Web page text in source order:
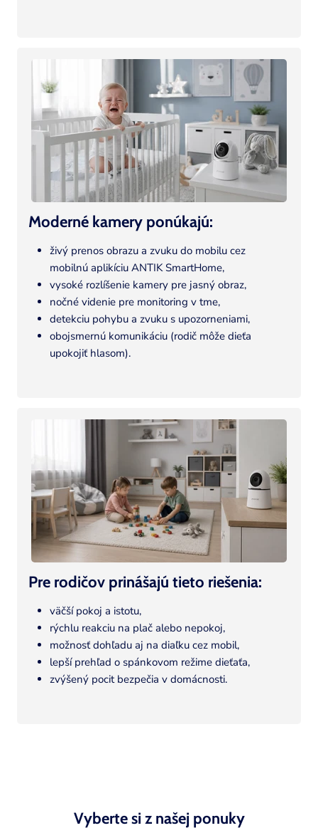
Moderné kamery ponúkajú:
živý prenos obrazu a zvuku do mobilu cez
mobilnú aplikíciu ANTIK SmartHome,
vysoké rozlíšenie kamery pre jasný obraz,
nočné videnie pre monitoring v tme,
detekciu pohybu a zvuku s upozorneniami,
obojsmernú komunikáciu (rodič môže dieťa
upokojiť hlasom).
Pre rodičov prinášajú tieto riešenia:
väčší pokoj a istotu,
rýchlu reakciu na plač alebo nepokoj,
možnosť dohľadu aj na diaľku cez mobil,
lepší prehľad o spánkovom režime dieťaťa,
zvýšený pocit bezpečia v domácnosti.
Vyberte si z našej ponuky